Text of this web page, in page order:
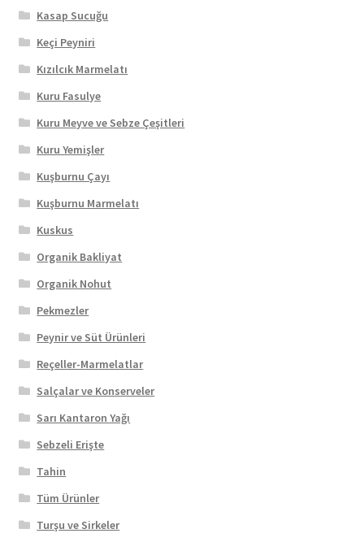
Kasap Sucuğu
Keçi Peyniri
Kızılcık Marmelatı
Kuru Fasulye
Kuru Meyve ve Sebze Çeşitleri
Kuru Yemişler
Kuşburnu Çayı
Kuşburnu Marmelatı
Kuskus
Organik Bakliyat
Organik Nohut
Pekmezler
Peynir ve Süt Ürünleri
Reçeller-Marmelatlar
Salçalar ve Konserveler
Sarı Kantaron Yağı
Sebzeli Erişte
Tahin
Tüm Ürünler
Turşu ve Sirkeler